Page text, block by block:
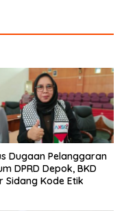
Dugaan Pelanggaran
DPRD Depok, BKD
Sidang Kode Etik